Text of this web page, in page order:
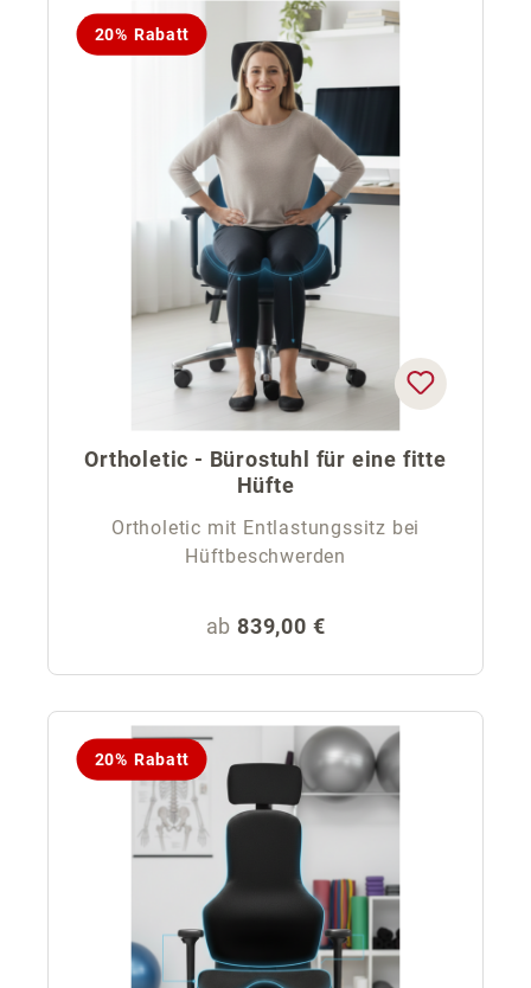
20% Rabatt
Ortholetic - Bürostuhl für eine fitte
Hüfte
Ortholetic mit Entlastungssitz bei
Hüftbeschwerden
Regulärer Preis:
ab 839,00 €
20% Rabatt